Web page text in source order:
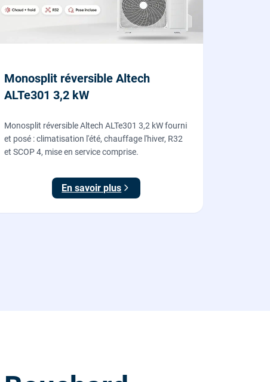
Monosplit réversible Altech
ALTe301 3,2 kW
Monosplit réversible Altech ALTe301 3,2 kW fourni
et posé : climatisation l'été, chauffage l'hiver, R32
et SCOP 4, mise en service comprise.
En savoir plus